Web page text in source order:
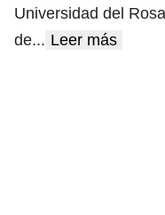
Universidad del
de... Leer más